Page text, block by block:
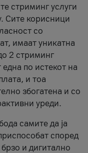
стриминг услуги
Сите корисници
со
имаат уникатна
2 стриминг
по истекот на
и тоа
збогатена и со
уреди.
самите да ја
според
и дигитално